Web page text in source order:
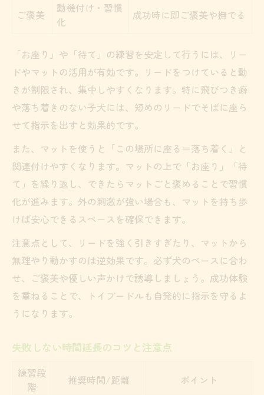
ご褒美
動機付け・習慣
化
成功時に即ご褒美や撫でる
「お座り」や「待て」の練習を安定して行うには、リー
ドやマットの活用が有効です。リードをつけていると動
きが制限され、集中しやすくなります。特に飛びつき癖
や落ち着きのない子犬には、短めのリードでそばに座ら
せて指示を出すと効果的です。
また、マットを使うと「この場所に座る＝落ち着く」と
関連付けやすくなります。マットの上で「お座り」「待
て」を繰り返し、できたらマットごと褒めることで習慣
化が進みます。外の刺激が強い場合も、マットを持ち歩
けば安心できるスペースを確保できます。
注意点として、リードを強く引きすぎたり、マットから
無理やり動かすのは逆効果です。必ず犬のペースに合わ
せ、ご褒美や優しい声かけで誘導しましょう。成功体験
を重ねることで、トイプードルも自発的に指示を守るよ
うになります。
失敗しない時間延長のコツと注意点
練習段
階
推奨時間/距離 ポイント